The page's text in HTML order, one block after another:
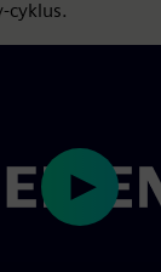
cyklus.
Play